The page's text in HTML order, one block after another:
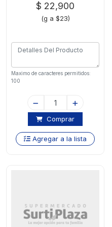
$ 22,900
(g a $23)
Maximo de caracteres permitidos:
100
Comprar
Agregar a la lista